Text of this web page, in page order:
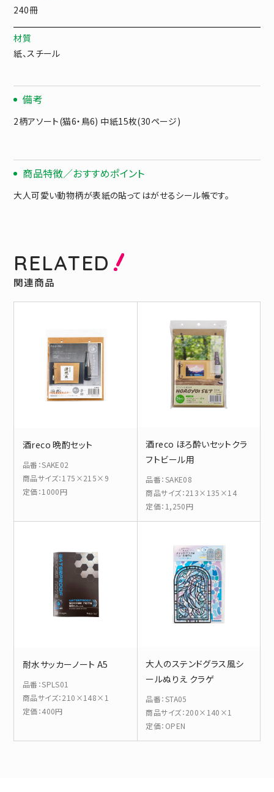
240冊
材質
紙、スチール
備考
2柄アソート(猫6・鳥6) 中紙15枚(30ページ)
商品特徴／おすすめポイント
大人可愛い動物柄が表紙の貼ってはがせるシール帳です。
RELATED
関連商品
酒reco 晩酌セット
品番 ：SAKE02
商品サイズ：175×215×9
定価：1000円
酒reco ほろ酔いセットクラ
フトビール用
品番：SAKE08
商品サイズ：213×135×14
定価： 1,250円
耐水サッカーノート A5
品番 ：SPLS01
商品サイズ：210×148×1
定価：400円
大人のステンドグラス風シ
ールぬりえ クラゲ
品番：STA05
商品サイズ：200×140×1
定価： OPEN